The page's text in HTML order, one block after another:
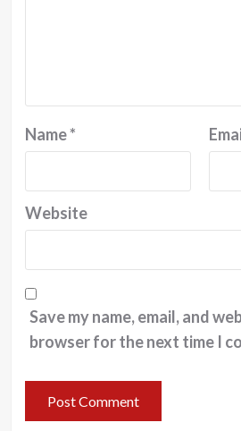
Name*
Website
Save my name, email, and
browser for the next time I